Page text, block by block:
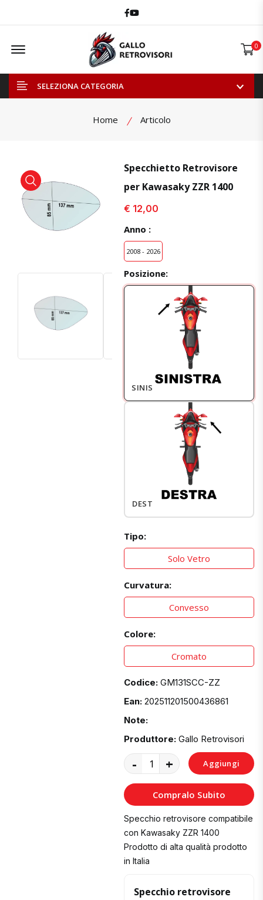
Facebook
Youtube
Offcanvas Menu Open 0
SELEZIONA CATEGORIA
Home Articolo
visualizza prodotto visualizza prodotto
Specchietto Retrovisore
per Kawasaky ZZR 1400
€ 12,00
Anno :
2008 - 2026
Posizione:
SINISTRO
DESTRO
Tipo:
Solo Vetro
Curvatura:
Convesso
Colore:
Cromato
Codice: GM131SCC-ZZ
Ean: 202511201500436861
Note:
Produttore: Gallo Retrovisori
- + Aggiungi
al
Carrello
Compralo Subito
Specchio retrovisore compatibile
con Kawasaky ZZR 1400
Prodotto di alta qualità prodotto
in Italia
Specchio retrovisore